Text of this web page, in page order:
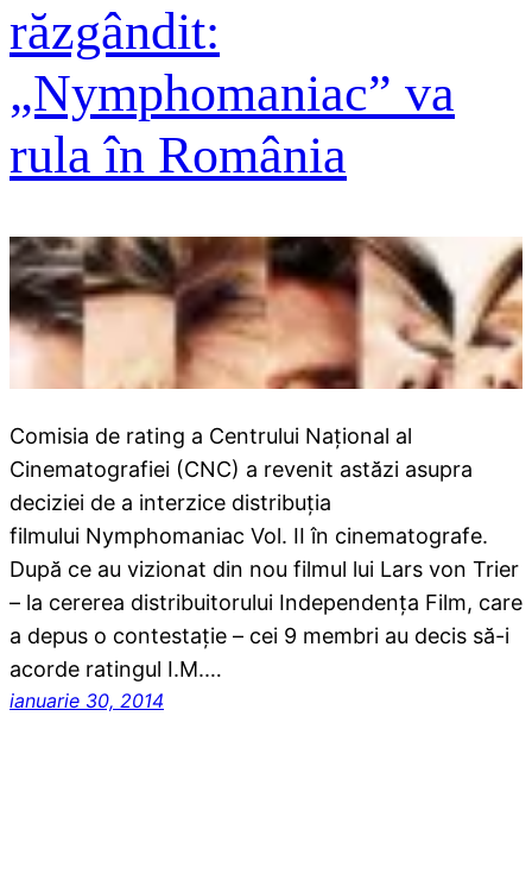
răzgândit:
„Nymphomaniac” va
rula în România
Comisia de rating a Centrului Naţional al
Cinematografiei (CNC) a revenit astăzi asupra
deciziei de a interzice distribuţia
filmului Nymphomaniac Vol. II în cinematografe.
După ce au vizionat din nou filmul lui Lars von Trier
– la cererea distribuitorului Independenţa Film, care
a depus o contestaţie – cei 9 membri au decis să-i
acorde ratingul I.M.…
ianuarie 30, 2014